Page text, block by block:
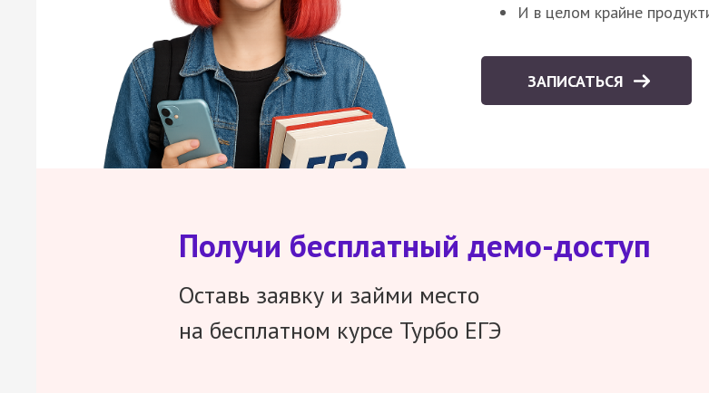
И в целом крайне
ЗАПИСАТЬСЯ
Получи бесплатный демо-доступ
Оставь заявку и займи место
на бесплатном курсе Турбо ЕГЭ